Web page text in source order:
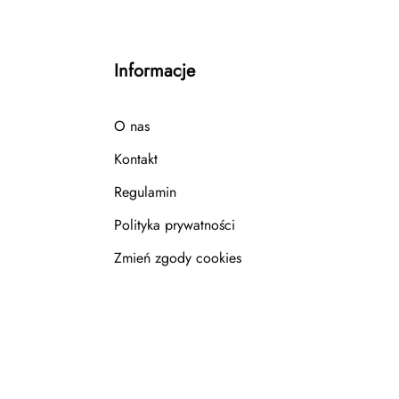
Informacje
O nas
Kontakt
Regulamin
Polityka prywatności
Zmień zgody cookies